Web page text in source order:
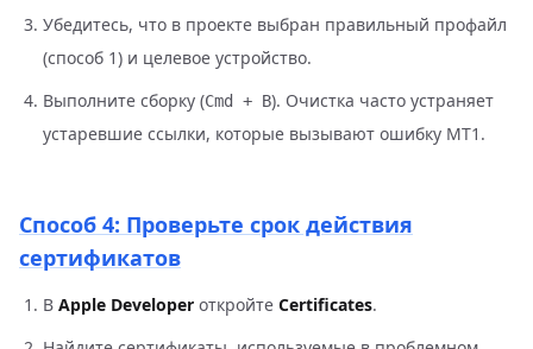
Убедитесь, что в проекте выбран правильный профайл
(способ 1) и целевое устройство.
Выполните сборку (Cmd + B). Очистка часто устраняет
устаревшие ссылки, которые вызывают ошибку MT1.
Способ 4: Проверьте срок действия
сертификатов
В Apple Developer откройте Certificates.